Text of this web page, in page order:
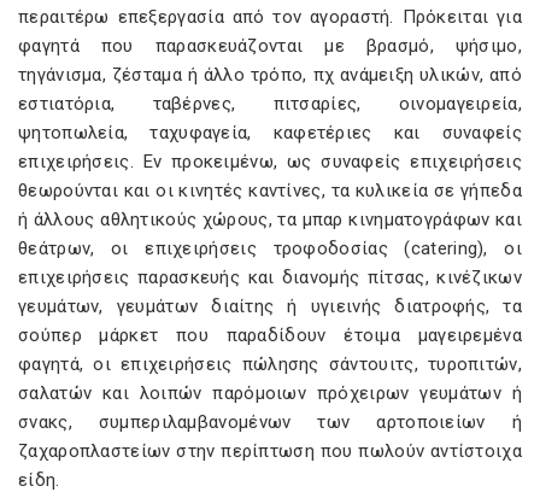
περαιτέρω επεξεργασία από τον αγοραστή. Πρόκειται για
φαγητά που παρασκευάζονται με βρασμό, ψήσιμο,
τηγάνισμα, ζέσταμα ή άλλο τρόπο, πχ ανάμειξη υλικών, από
εστιατόρια, ταβέρνες, πιτσαρίες, οινομαγειρεία,
ψητοπωλεία, ταχυφαγεία, καφετέριες και συναφείς
επιχειρήσεις. Εν προκειμένω, ως συναφείς επιχειρήσεις
θεωρούνται και οι κινητές καντίνες, τα κυλικεία σε γήπεδα
ή άλλους αθλητικούς χώρους, τα μπαρ κινηματογράφων και
θεάτρων, οι επιχειρήσεις τροφοδοσίας (catering), οι
επιχειρήσεις παρασκευής και διανομής πίτσας, κινέζικων
γευμάτων, γευμάτων διαίτης ή υγιεινής διατροφής, τα
σούπερ μάρκετ που παραδίδουν έτοιμα μαγειρεμένα
φαγητά, οι επιχειρήσεις πώλησης σάντουιτς, τυροπιτών,
σαλατών και λοιπών παρόμοιων πρόχειρων γευμάτων ή
σνακς, συμπεριλαμβανομένων των αρτοποιείων ή
ζαχαροπλαστείων στην περίπτωση που πωλούν αντίστοιχα
είδη.